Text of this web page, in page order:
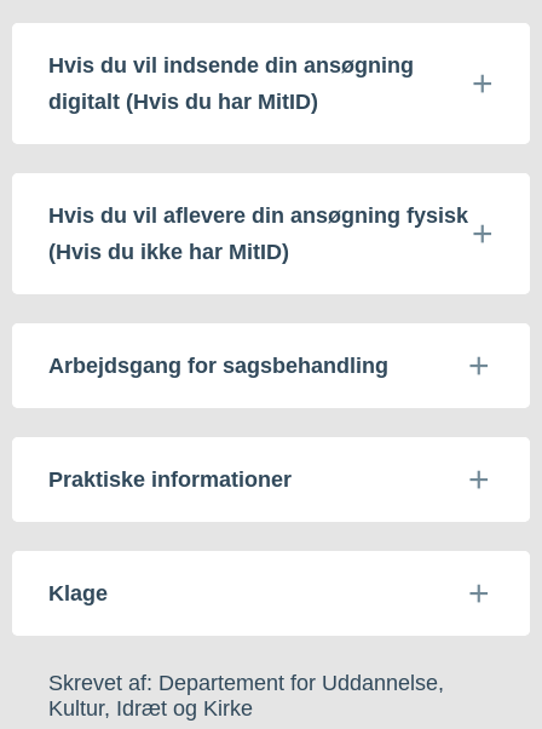
Hvis du vil indsende din ansøgning
digitalt (Hvis du har MitID)
Hvis du vil aflevere din ansøgning fysisk
(Hvis du ikke har MitID)
Arbejdsgang for sagsbehandling
Praktiske informationer
Klage
Skrevet af: Departement for Uddannelse,
Kultur, Idræt og Kirke